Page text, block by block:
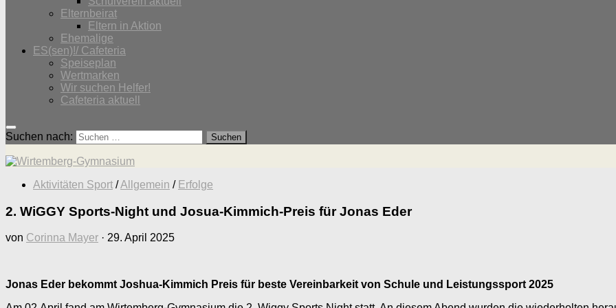
Elternbeirat
Eltern in Aktion
Ehemalige
ES(sen)!/ Cafeteria
Speiseplan
Wertmarken
Wir suchen Helfer!
Cafeteria aktuell
Suchen nach:
Aktivitäten Sport /Allgemein / Erfolge
2. WiGGY Sports-Night und Josua-Kimmich-Preis für Jonas Eder
von Corinna Mayer · 29. April 2025
Jonas Eder bekommt Joshua-Kimmich Preis für beste Vereinbarkeit von Schule und Leistungssport 2025